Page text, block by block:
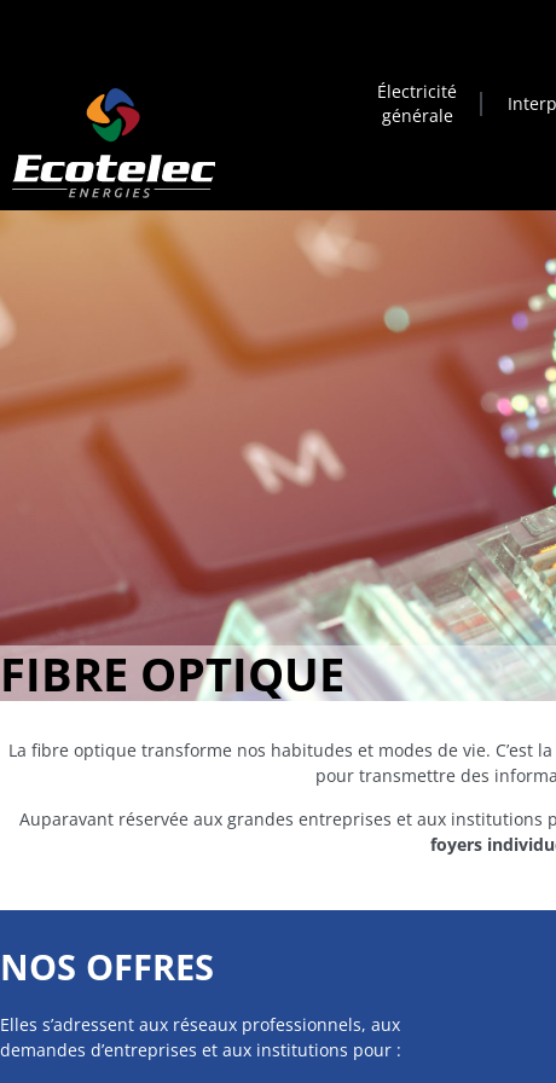
Électricité
générale
FIBRE OPTIQUE
La fibre optique transforme nos habitudes et modes de vie. C’est
pour transmettre des
Auparavant réservée aux grandes entreprises et aux
foyers
NOS OFFRES
Elles s’adressent aux réseaux professionnels, aux
demandes d’entreprises et aux institutions pour :